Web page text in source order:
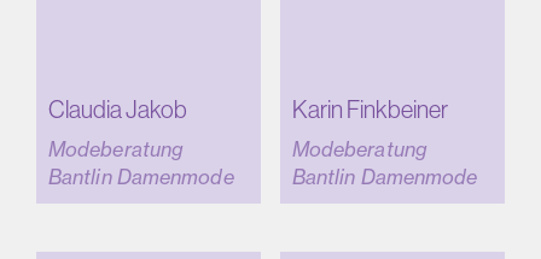
Claudia Jakob
Modeberatung
Bantlin Damenmode
Karin Finkbeiner
Modeberatung
Bantlin Damenmode